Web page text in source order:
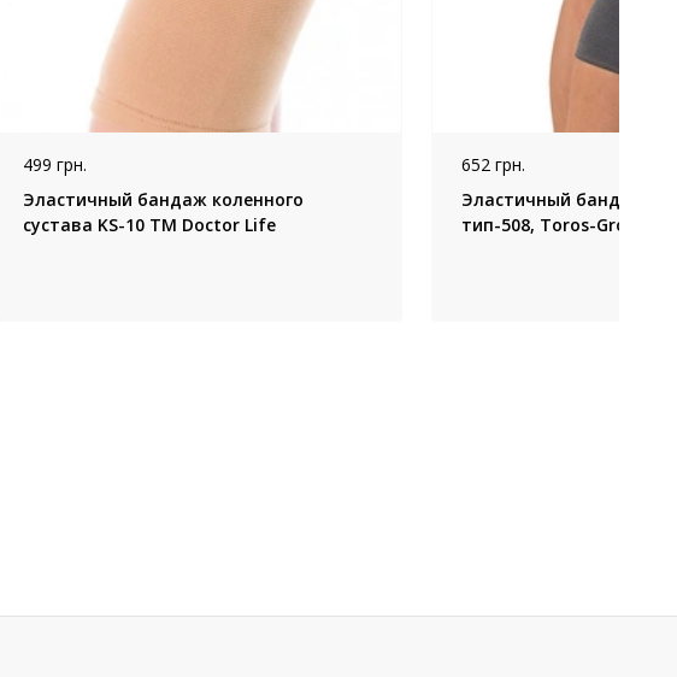
499 грн.
Эластичный бандаж коленного
сустава KS-10 TM Doctor Life
652 грн.
Эластичный бандаж на
тип-508, Toros-Group